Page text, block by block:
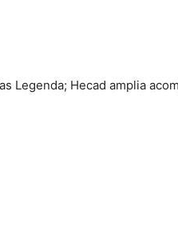
Legenda; Hecad amplia